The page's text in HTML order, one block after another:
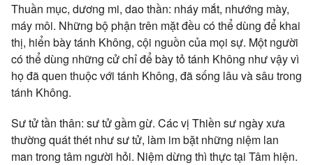
Thuần mục, dương mi, dao thần: nháy mắt, nhướng mày,
máy môi. Những bộ phận trên mặt đều có thể dùng để khai
thị, hiển bày tánh Không, cội nguồn của mọi sự. Một người
có thể dùng những cử chỉ để bày tỏ tánh Không như vậy vì
họ đã quen thuộc với tánh Không, đã sống lâu và sâu trong
tánh Không.
Sư tử tần thân: sư tử gầm gừ. Các vị Thiền sư ngày xưa
thường quát thét như sư tử, làm im bặt những niệm lan
man trong tâm người hỏi. Niệm dừng thì thực tại Tâm hiện.